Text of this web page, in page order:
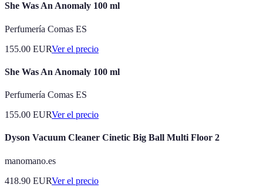
She Was An Anomaly 100 ml
Perfumería Comas ES
155.00 EURVer el precio
She Was An Anomaly 100 ml
Perfumería Comas ES
155.00 EURVer el precio
Dyson Vacuum Cleaner Cinetic Big Ball Multi Floor 2
manomano.es
418.90 EURVer el precio